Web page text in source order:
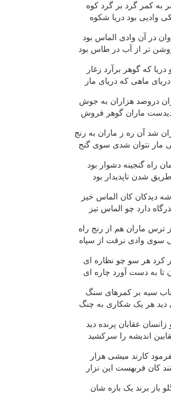
به کمر گرد بر گرد کوه
واديى بود دريا شکوه
در آن وادى الماس بود
تر از آب در طاس بود
دريا که گوهر برآرد زغار
ماهى که درياى مار
دروصد هزاران به جوش
ماران گوهر فروش
شد آن ره ز ماران به رنج
مار نتوان شدى سوى گنج
راه گنجينه دشوار بود
طريق شدن ناپديدار بود
ديدکان کان الماس خيز
دارد چو الماس تيز
ترس ماران هم از رنج راه
سوى وادى نرفت از سپاه
کرد هر سو چو نظاره اى
تا به دست آورد چاره اى
سيه بر کمرهاى سنگ
ديد هر يک شکارى به چنگ
زانسان عقابان پرنده ديد
انديشه را سرکشيد
کارند ميشى هزار
کان فربهست اين نزار
باز برند يک باره شان